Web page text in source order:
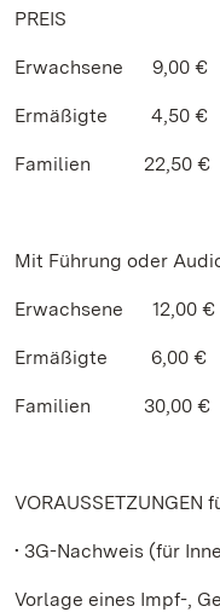
PREIS
Erwachsene 9,00 €
Ermäßigte 4,50 €
Familien 22,50 €
Mit Führung oder
Erwachsene 12,00 €
Ermäßigte 6,00 €
Familien 30,00 €
VORAUSSETZUNGEN
• 3G-Nachweis (für
Vorlage eines Impf-,